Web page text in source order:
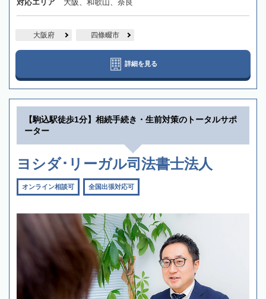
対応エリア 大阪、和歌山、奈良
大阪府 四條畷市
詳細を見る
【駒込駅徒歩1分】相続手続き・生前対策のトータルサポ
ーター
ヨシダ･リーガル司法書士法人
オンライン相談可 全国出張対応可